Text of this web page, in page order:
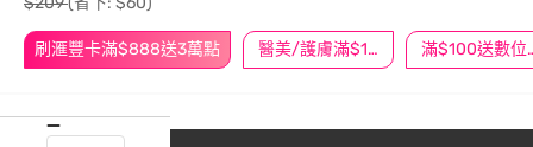
刷滙豐卡滿$888送3萬點 醫美/護膚滿$1200送$200 滿